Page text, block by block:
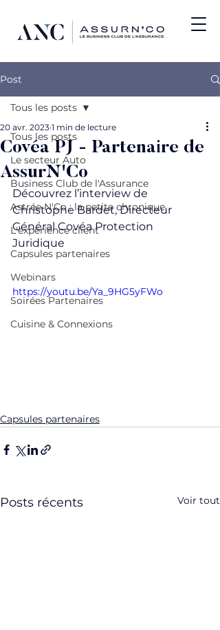
Post
Tous les posts
Le secteur Auto
Business Club de l'Assurance
Astrée N'Co : la petite chronique
L'expérience client
Capsules partenaires
Webinars
Soirées Partenaires
Cuisine & Connexions
Tous les posts
Covéa PJ - Partenaire de
AssurN'Co
20 avr. 2023 1 min de lecture
Découvrez l’interview de
Christophe Bardet, Directeur
Général Covéa Protection
Juridique
https://youtu.be/Ya_9HG5yFWo
Capsules partenaires
Posts récents Voir tout